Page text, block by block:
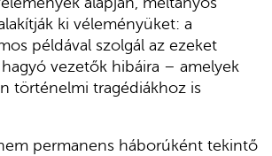
ki véleményüket: a
példával szolgál az ezeket
vezetők hibáira – amelyek
történelmi tragédiákhoz is
permanens háborúként tekintő